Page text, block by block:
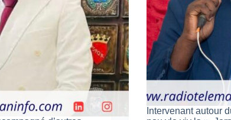
Intervenant autour